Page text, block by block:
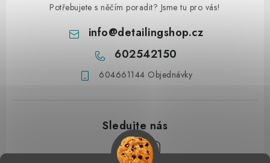
Potřebujete s něčím poradit? Jsme tu pro vás!
info@detailingshop.cz
602542150
604661144 Objednávky